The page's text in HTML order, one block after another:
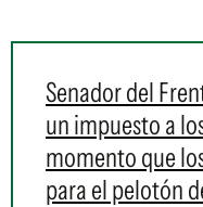
Senador del
un impuesto a
momento que
para el pelotón